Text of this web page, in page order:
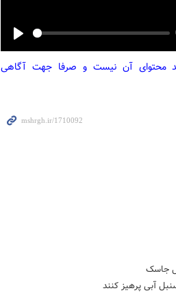
محتوای آن نیست و صرفا جهت آگاهی
آبی پرهیز کنند